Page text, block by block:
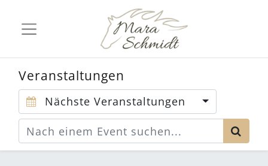
Veranstaltungen
Nächste Veranstaltungen